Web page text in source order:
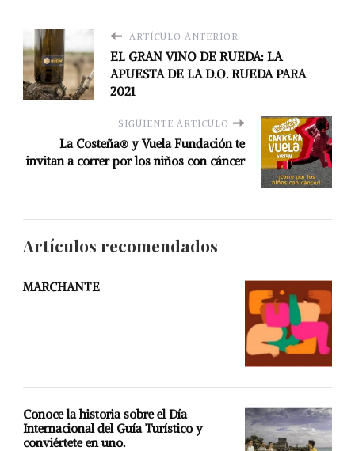
ARTÍCULO ANTERIOR
EL GRAN VINO DE RUEDA: LA
APUESTA DE LA D.O. RUEDA PARA
2021
SIGUIENTE ARTÍCULO
La Costeña® y Vuela Fundación te
invitan a correr por los niños con cáncer
Artículos recomendados
MARCHANTE
Conoce la historia sobre el Día
Internacional del Guía Turístico y
conviértete en uno.